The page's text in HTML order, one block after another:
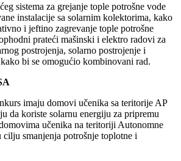
sistema za grejanje tople potrošne vode
instalacije sa solarnim kolektorima, kako
i jeftino zagrevanje tople potrošne
prateći mašinski i elektro radovi za
postrojenja, solarno postrojenje i
bi se omogućio kombinovani rad.
imaju domovi učenika sa teritorije AP
da koriste solarnu energiju za pripremu
učenika na teritoriji Autonomne
smanjenja potrošnje toplotne i